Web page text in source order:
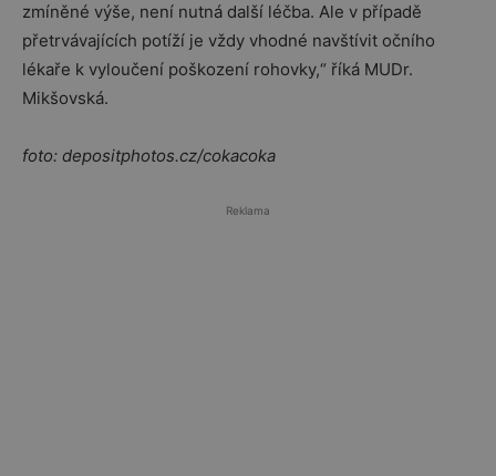
zmíněné výše, není nutná další léčba. Ale v případě
přetrvávajících potíží je vždy vhodné navštívit očního
lékaře k vyloučení poškození rohovky,“ říká MUDr.
Mikšovská.
foto: depositphotos.cz/cokacoka
Reklama